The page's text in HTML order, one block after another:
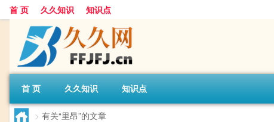
首 页 久久知识 知识点
首 页 久久知识 知识点
> 有关“里昂”的文章